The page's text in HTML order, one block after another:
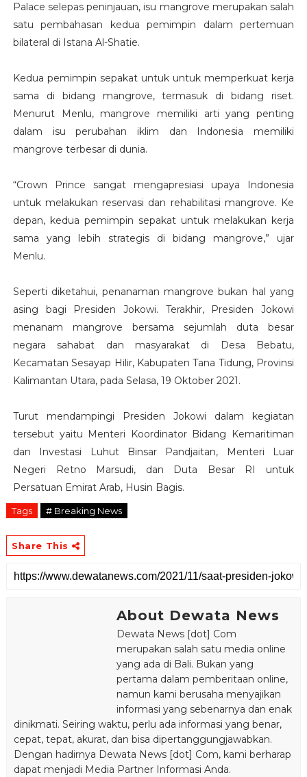
Palace selepas peninjauan, isu mangrove merupakan salah
satu pembahasan kedua pemimpin dalam pertemuan
bilateral di Istana Al-Shatie.
Kedua pemimpin sepakat untuk untuk memperkuat kerja
sama di bidang mangrove, termasuk di bidang riset.
Menurut Menlu, mangrove memiliki arti yang penting
dalam isu perubahan iklim dan Indonesia memiliki
mangrove terbesar di dunia.
“Crown Prince sangat mengapresiasi upaya Indonesia
untuk melakukan reservasi dan rehabilitasi mangrove. Ke
depan, kedua pemimpin sepakat untuk melakukan kerja
sama yang lebih strategis di bidang mangrove,” ujar
Menlu.
Seperti diketahui, penanaman mangrove bukan hal yang
asing bagi Presiden Jokowi. Terakhir, Presiden Jokowi
menanam mangrove bersama sejumlah duta besar
negara sahabat dan masyarakat di Desa Bebatu,
Kecamatan Sesayap Hilir, Kabupaten Tana Tidung, Provinsi
Kalimantan Utara, pada Selasa, 19 Oktober 2021.
Turut mendampingi Presiden Jokowi dalam kegiatan
tersebut yaitu Menteri Koordinator Bidang Kemaritiman
dan Investasi Luhut Binsar Pandjaitan, Menteri Luar
Negeri Retno Marsudi, dan Duta Besar RI untuk
Persatuan Emirat Arab, Husin Bagis.
Tags # Breaking News
Share This
About Dewata News
Dewata News [dot] Com
merupakan salah satu media online
yang ada di Bali. Bukan yang
pertama dalam pemberitaan online,
namun kami berusaha menyajikan
informasi yang sebenarnya dan enak
dinikmati. Seiring waktu, perlu ada informasi yang benar,
cepat, tepat, akurat, dan bisa dipertanggungjawabkan.
Dengan hadirnya Dewata News [dot] Com, kami berharap
dapat menjadi Media Partner Informasi Anda.